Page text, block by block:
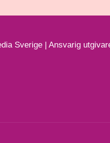
Sverige | Ansvarig